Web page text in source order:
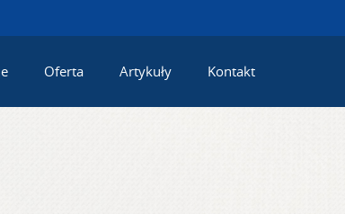
Oferta Artykuły Kontakt